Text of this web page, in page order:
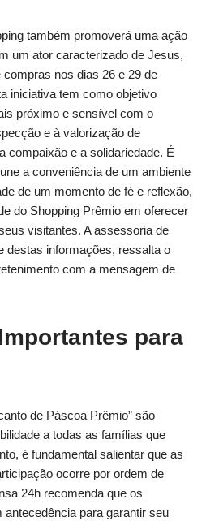
também promoverá uma ação
um ator caracterizado de Jesus,
nos dias 26 e 29 de
iniciativa tem como objetivo
próximo e sensível com o
e à valorização de
compaixão e a solidariedade. É
a conveniência de um ambiente
de um momento de fé e reflexão,
do Shopping Prêmio em oferecer
visitantes. A assessoria de
destas informações, ressalta o
com a mensagem de
para
de Páscoa Prêmio” são
a todas as famílias que
é fundamental salientar que as
ocorre por ordem de
24h recomenda que os
para garantir seu